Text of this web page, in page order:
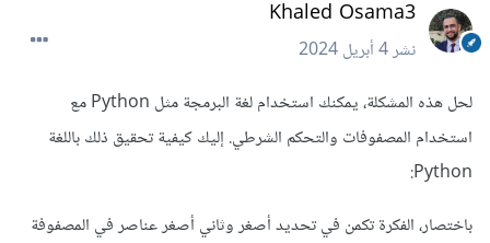
Khaled Osama3
نشر4 أبريل 2024
لحل هذه المشكلة، يمكنك استخدام لغة البرمجة مثل Python مع
استخدام المصفوفات والتحكم الشرطي. إليك كيفية تحقيق ذلك باللغة
Python:
باختصار، الفكرة تكمن في تحديد أصغر وثاني أصغر عناصر في المصفوفة